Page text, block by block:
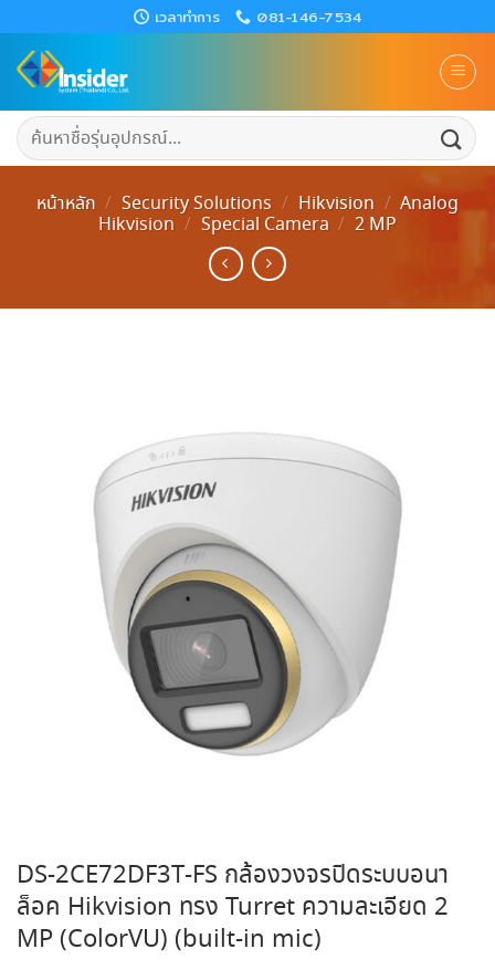
to
content
เวลาทำการ 081-146-7534
ค้นหา:
หน้าหลัก / Security Solutions / Hikvision / Analog
Hikvision / Special Camera / 2 MP
DS-2CE72DF3T-FS กล้องวงจรปิดระบบอนา
ล็อค Hikvision ทรง Turret ความละเอียด 2
MP (ColorVU) (built-in mic)